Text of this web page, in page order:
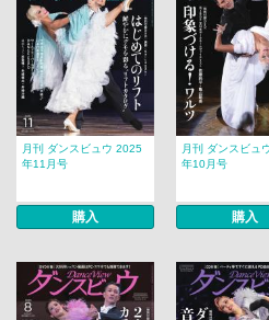
月刊 ダンスビュウ 2025
年11月号
購入
月刊 ダンスビュ
年10月号
購入